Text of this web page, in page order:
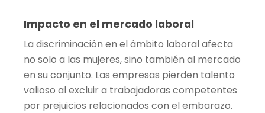
Impacto en el mercado laboral
La discriminación en el ámbito laboral afecta
no solo a las mujeres, sino también al mercado
en su conjunto. Las empresas pierden talento
valioso al excluir a trabajadoras competentes
por prejuicios relacionados con el embarazo.